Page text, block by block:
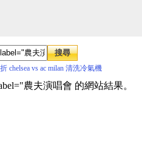
chelsea vs ac milan 清洗冷氣機
農夫演唱會 的網站結果。